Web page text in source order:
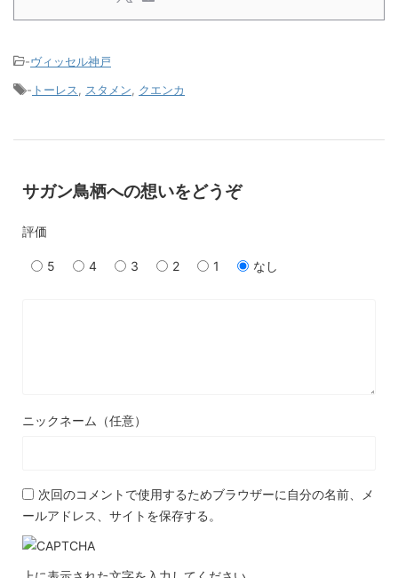
-ヴィッセル神戸
- トーレス スタメン クエンカ
サガン鳥栖への想いをどうぞ
評価
5 4 3 2 1 なし
ニックネーム（任意）
次回のコメントで使用するためブラウザーに自分の名前、メ
ールアドレス、サイトを保存する。